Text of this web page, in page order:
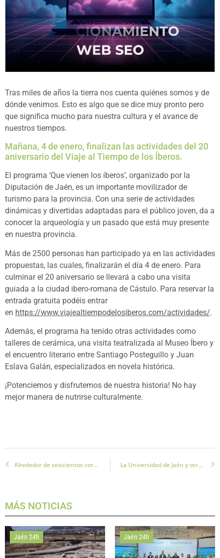
Tras miles de años la tierra nos cuenta quiénes somos y de
dónde venimos. Esto es algo que se dice muy pronto pero
que significa mucho para nuestra cultura y el avance de
nuestros tiempos.
Mañana, 4 de enero, finalizan las actividades del 20
aniversario del Viaje al Tiempo de los Íberos.
El programa ‘Que vienen los íberos’, organizado por la
Diputación de Jaén, es un importante movilizador de
turismo para la provincia. Con una serie de actividades
dinámicas y divertidas adaptadas para el público joven, da a
conocer la arqueología y un pasado que está muy presente
en nuestra provincia.
Más de 2500 personas han participado ya en las actividades
propuestas, las cuales, finalizarán el día 4 de enero. Para
culminar el 20 aniversario se llevará a cabo una visita
guiada a la ciudad ibero-romana de Cástulo. Para reservar la
entrada gratuita podéis entrar
en https://www.viajealtiempodelosiberos.com/actividades/.
Además, el programa ha tenido otras actividades como
talleres de cerámica, una visita teatralizada al Museo Íbero y
el encuentro literario entre Santiago Posteguillo y Juan
Eslava Galán, especializados en novela histórica.
¡Potenciemos y disfrutemos de nuestra historia! No hay
mejor manera de nutrirse culturalmente.
Alrededor de seiscientos corredores hacen la XXV Subida al Castillo de Santa Catalina La Universidad de Jaén y otras tres universidades andaluzas apuestan por el turismo
MÁS NOTICIAS
Jaén 24h Jaén 24h